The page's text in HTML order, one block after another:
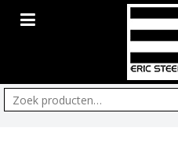
Zoeken: